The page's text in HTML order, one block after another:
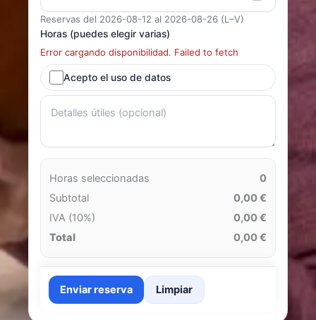
Reservas del 2026-08-12 al 2026-08-26 (L–V)
Horas (puedes elegir varias)
Error cargando disponibilidad. Failed to fetch
Acepto el uso de datos
Horas seleccionadas
0
Subtotal
0,00 €
IVA (10%)
0,00 €
Total
0,00 €
Enviar reserva Limpiar